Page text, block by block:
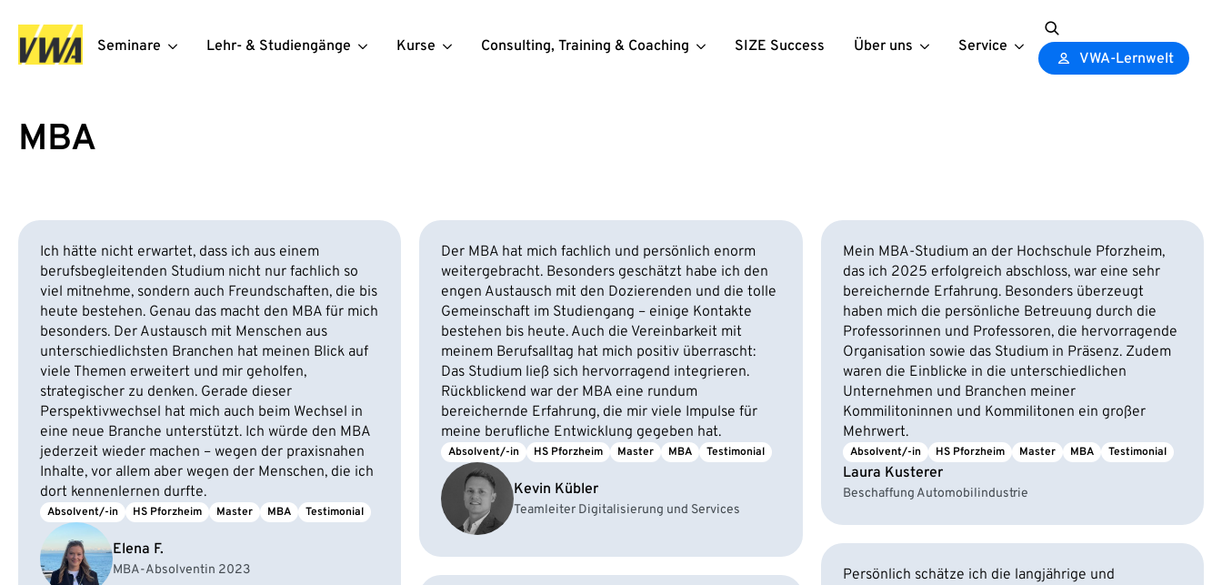
Seminare Lehr- & Studiengänge Kurse Consulting, Training & Coaching SIZE Success Über uns Service
Search
for:
VWA-Lernwelt
MBA
Ich hätte nicht erwartet, dass ich aus einem
berufsbegleitenden Studium nicht nur fachlich so
viel mitnehme, sondern auch Freundschaften, die bis
heute bestehen. Genau das macht den MBA für mich
besonders. Der Austausch mit Menschen aus
unterschiedlichsten Branchen hat meinen Blick auf
viele Themen erweitert und mir geholfen,
strategischer zu denken. Gerade dieser
Perspektivwechsel hat mich auch beim Wechsel in
eine neue Branche unterstützt. Ich würde den MBA
jederzeit wieder machen – wegen der praxisnahen
Inhalte, vor allem aber wegen der Menschen, die ich
dort kennenlernen durfte.
Absolvent/-in HS Pforzheim Master MBA Testimonial
Elena F.
MBA-Absolventin 2023
Der MBA hat mich fachlich und persönlich enorm
weitergebracht. Besonders geschätzt habe ich den
engen Austausch mit den Dozierenden und die tolle
Gemeinschaft im Studiengang – einige Kontakte
bestehen bis heute. Auch die Vereinbarkeit mit
meinem Berufsalltag hat mich positiv überrascht:
Das Studium ließ sich hervorragend integrieren.
Rückblickend war der MBA eine rundum
bereichernde Erfahrung, die mir viele Impulse für
meine berufliche Entwicklung gegeben hat.
Absolvent/-in HS Pforzheim Master MBA Testimonial
Kevin Kübler
Teamleiter Digitalisierung und Services
Mein MBA-Studium an der Hochschule Pforzheim,
das ich 2025 erfolgreich abschloss, war eine sehr
bereichernde Erfahrung. Besonders überzeugt
haben mich die persönliche Betreuung durch die
Professorinnen und Professoren, die hervorragende
Organisation sowie das Studium in Präsenz. Zudem
waren die Einblicke in die unterschiedlichen
Unternehmen und Branchen meiner
Kommilitoninnen und Kommilitonen ein großer
Mehrwert.
Absolvent/-in HS Pforzheim Master MBA Testimonial
Laura Kusterer
Beschaffung Automobilindustrie
Persönlich schätze ich die langjährige und